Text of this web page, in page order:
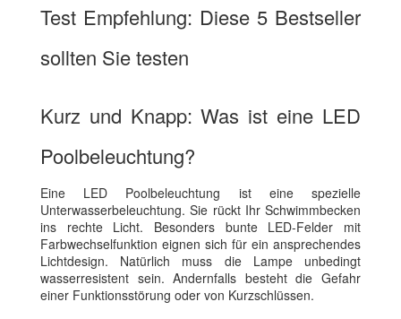
Test Empfehlung: Diese 5 Bestseller
sollten Sie testen
Kurz und Knapp: Was ist eine LED
Poolbeleuchtung?
Eine LED Poolbeleuchtung ist eine spezielle
Unterwasserbeleuchtung. Sie rückt Ihr Schwimmbecken
ins rechte Licht. Besonders bunte LED-Felder mit
Farbwechselfunktion eignen sich für ein ansprechendes
Lichtdesign. Natürlich muss die Lampe unbedingt
wasserresistent sein. Andernfalls besteht die Gefahr
einer Funktionsstörung oder von Kurzschlüssen.